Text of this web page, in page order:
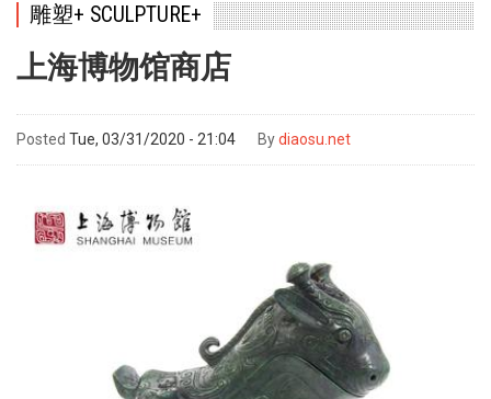
雕塑+ SCULPTURE+
上海博物馆商店
Posted Tue, 03/31/2020 - 21:04 Bydiaosu.net